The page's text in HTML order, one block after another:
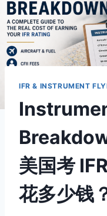
IFR & INSTRUMENT
美国考
花多少钱